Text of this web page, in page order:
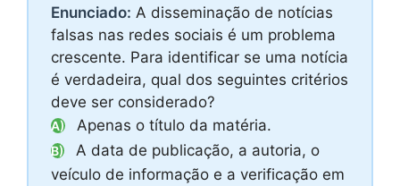
Enunciado: A disseminação de notícias
falsas nas redes sociais é um problema
crescente. Para identificar se uma notícia
é verdadeira, qual dos seguintes critérios
deve ser considerado?
A) Apenas o título da matéria.
B)
A data de publicação, a autoria, o
veículo de informação e a verificação em